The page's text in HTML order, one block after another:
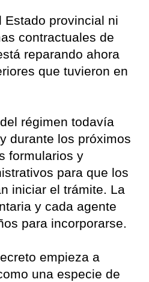
Estado provincial ni
contractuales de
reparando ahora
que tuvieron en
régimen todavía
durante los próximos
formularios y
para que los
iniciar el trámite. La
y cada agente
para incorporarse.
empieza a
una especie de